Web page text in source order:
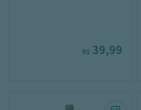
R$ 39,99